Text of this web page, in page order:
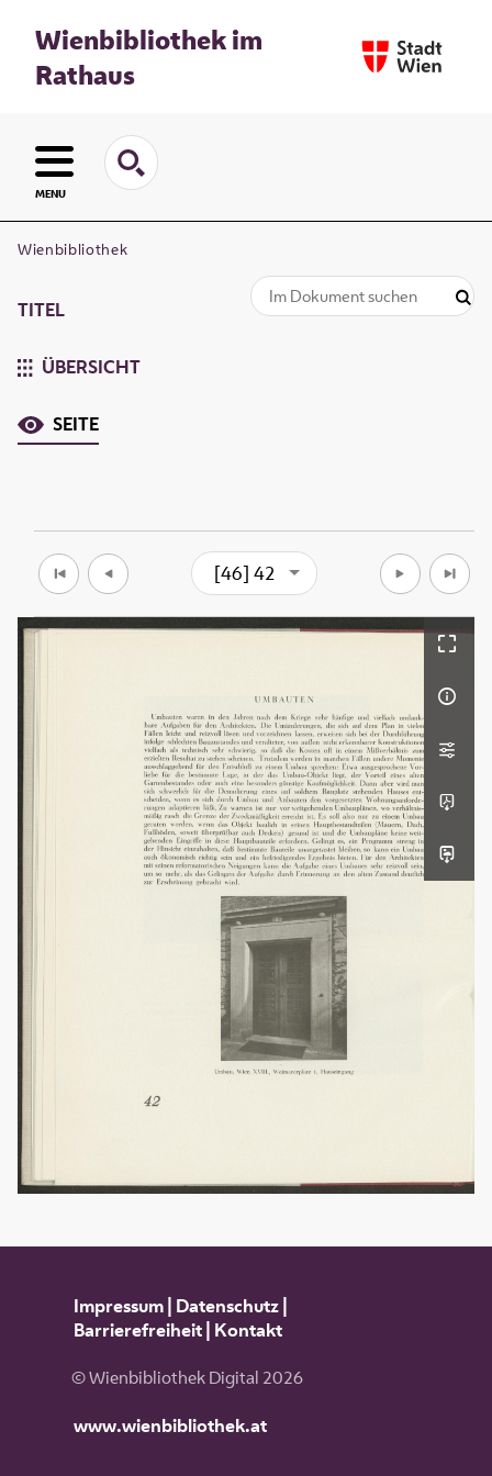
Wienbibliothek im
Rathaus
MENU
Wienbibliothek
TITEL
ÜBERSICHT
SEITE
[46] 42
Impressum| Datenschutz|
Barrierefreiheit| Kontakt
© Wienbibliothek Digital 2026
www.wienbibliothek.at